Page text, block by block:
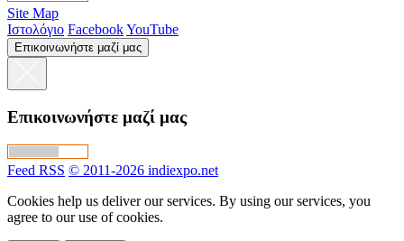
Site Map
Ιστολόγιο FacebookYouTube
Επικοινωνήστε μαζί μας
Επικοινωνήστε μαζί μας
Feed RSS © 2011-2026 indiexpo.net
Cookies help us deliver our services. By using our services, you
agree to our use of cookies.